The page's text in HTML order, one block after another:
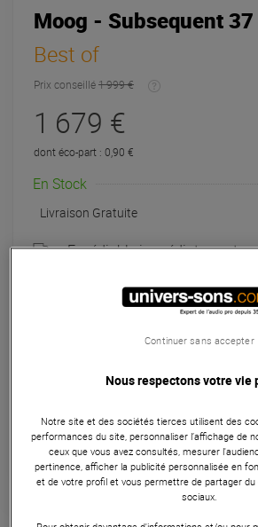
Moog - Subsequent 37
Best of
Prix conseillé1 999 €
1 679 €
dont éco-part : 0,90 €
En Stock
Livraison Gratuite
Expédiable immédiatement
à Univers-sons
559,67 € / mois
Apport initial :
Mensualités :
Coût de
TAEG fixe :
Garantie 3
Nous respectons votre vie
Notre site et des sociétés tierces utilisent des
performances du site, personnaliser l’affichage de
ceux que vous avez consultés, mesurer
pertinence, afficher la publicité personnalisée en
et de votre profil et vous permettre de partager
sociaux.
Continuer sans accepter